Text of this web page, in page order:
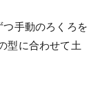
つ手動のろくろを
型に合わせて土